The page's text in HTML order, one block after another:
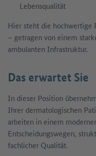
Lebensqualität
Hier steht die
– getragen von einem
ambulanten Infrastruktur.
Das erwartet Sie
In dieser Position
Ihrer dermatologischen
arbeiten in einem
Entscheidungswegen,
fachlicher Qualität.